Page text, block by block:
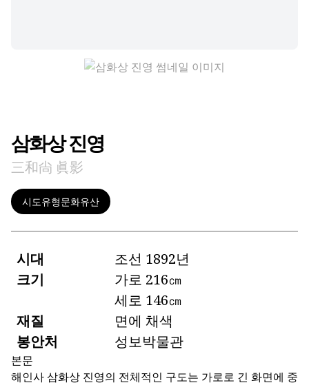
삼화상 진영
三和尙 眞影
시도유형문화유산
시대
조선 1892년
크기
가로 216㎝
세로 146㎝
재질
면에 채색
봉안처
성보박물관
본문
해인사 삼화상 진영의 전체적인 구도는 가로로 긴 화면에 중